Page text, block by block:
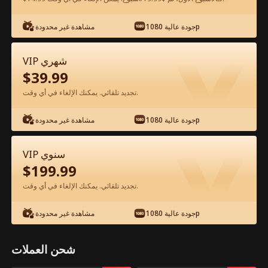
شاهد مجانًا في التطبيق
الحلقة 83 - الخيانة والثروة السرية الفيلم
كامل
0-49 50-83
79 80 81 82 83
مشاهدة غير محدودة جودة عالية 1080p
VIP شهري
$39.99
تجديد تلقائي. يمكنك الإلغاء في أي وقت.
مشاهدة غير محدودة جودة عالية 1080p
VIP سنوي
$199.99
تجديد تلقائي. يمكنك الإلغاء في أي وقت.
مشاهدة غير محدودة جودة عالية 1080p
شحن العملات